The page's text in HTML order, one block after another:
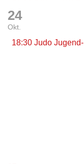
24
Okt.
18:30 Judo